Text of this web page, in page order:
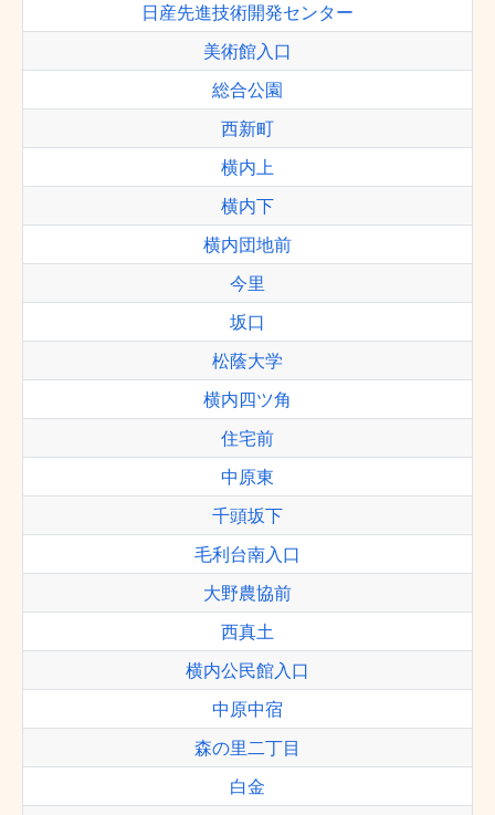
日産先進技術開発センター
美術館入口
総合公園
西新町
横内上
横内下
横内団地前
今里
坂口
松蔭大学
横内四ツ角
住宅前
中原東
千頭坂下
毛利台南入口
大野農協前
西真土
横内公民館入口
中原中宿
森の里二丁目
白金